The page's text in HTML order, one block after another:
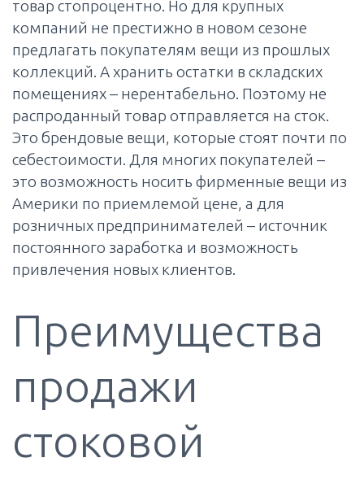
товар стопроцентно. Но для крупных
компаний не престижно в новом сезоне
предлагать покупателям вещи из прошлых
коллекций. А хранить остатки в складских
помещениях – нерентабельно. Поэтому не
распроданный товар отправляется на сток.
Это брендовые вещи, которые стоят почти по
себестоимости. Для многих покупателей –
это возможность носить фирменные вещи из
Америки по приемлемой цене, а для
розничных предпринимателей – источник
постоянного заработка и возможность
привлечения новых клиентов.
Преимущества
продажи
стоковой